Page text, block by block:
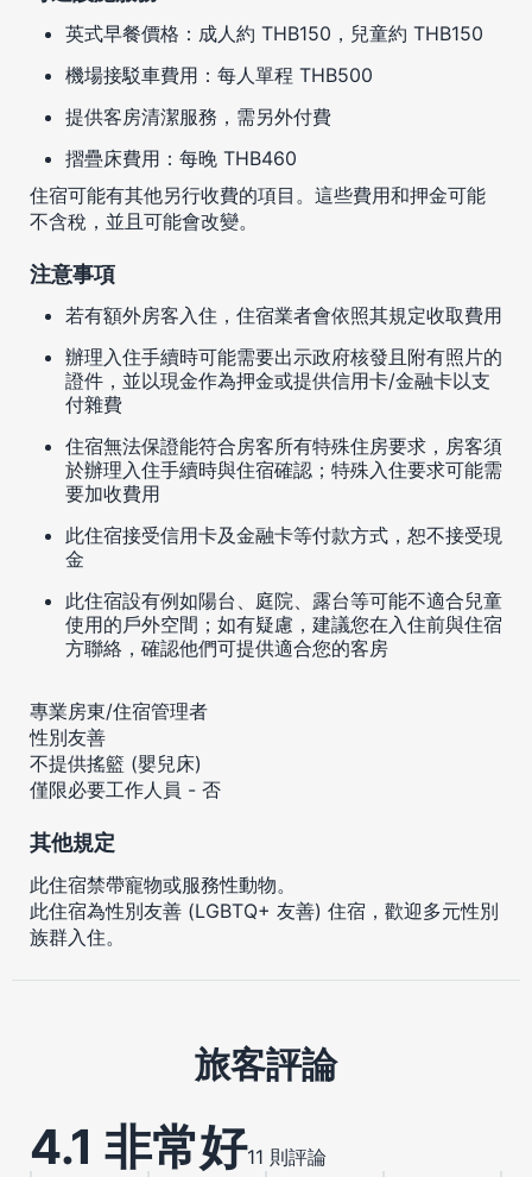
英式早餐價格：成人約 THB150，兒童約 THB150
機場接駁車費用：每人單程 THB500
提供客房清潔服務，需另外付費
摺疊床費用：每晚 THB460
住宿可能有其他另行收費的項目。這些費用和押金可能
不含稅，並且可能會改變。
注意事項
若有額外房客入住，住宿業者會依照其規定收取費用
辦理入住手續時可能需要出示政府核發且附有照片的
證件，並以現金作為押金或提供信用卡/金融卡以支
付雜費
住宿無法保證能符合房客所有特殊住房要求，房客須
於辦理入住手續時與住宿確認；特殊入住要求可能需
要加收費用
此住宿接受信用卡及金融卡等付款方式，恕不接受現
金
此住宿設有例如陽台、庭院、露台等可能不適合兒童
使用的戶外空間；如有疑慮，建議您在入住前與住宿
方聯絡，確認他們可提供適合您的客房
專業房東/住宿管理者
性別友善
不提供搖籃 (嬰兒床)
僅限必要工作人員 - 否
其他規定
此住宿禁帶寵物或服務性動物。
此住宿為性別友善 (LGBTQ+ 友善) 住宿，歡迎多元性別
族群入住。
旅客評論
4.1 非常好11 則評論